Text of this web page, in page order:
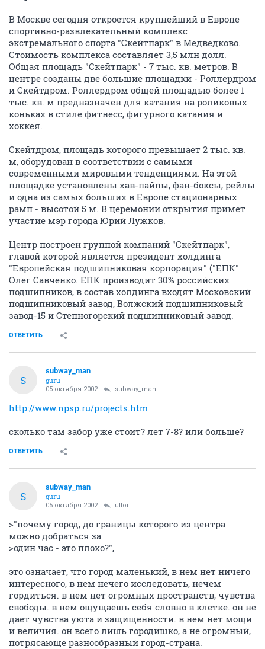
В Москве сегодня откроется крупнейший в Европе
спортивно-развлекательный комплекс
экстремального спорта "Скейтпарк" в Медведково.
Стоимость комплекса составляет 3,5 млн долл.
Общая площадь "Скейтпарк" - 7 тыс. кв. метров. В
центре созданы две большие площадки - Роллердром
и Скейтдром. Роллердром общей площадью более 1
тыс. кв. м предназначен для катания на роликовых
коньках в стиле фитнесс, фигурного катания и
хоккея.
Скейтдром, площадь которого превышает 2 тыс. кв.
м, оборудован в соответствии с самыми
современными мировыми тенденциями. На этой
площадке установлены хав-пайпы, фан-боксы, рейлы
и одна из самых больших в Европе стационарных
рамп - высотой 5 м. В церемонии открытия примет
участие мэр города Юрий Лужков.
Центр построен группой компаний "Скейтпарк",
главой которой является президент холдинга
"Европейская подшипниковая корпорация" ("ЕПК"
Олег Савченко. ЕПК производит 30% российских
подшипников, в состав холдинга входят Московский
подшипниковый завод, Волжский подшипниковый
завод-15 и Степногорский подшипниковый завод.
ОТВЕТИТЬ
S
subway_man
guru
05 октября 2002 subway_man
http://www.npsp.ru/projects.htm
сколько там забор уже стоит? лет 7-8? или больше?
ОТВЕТИТЬ
S
subway_man
guru
05 октября 2002 ulloi
>"почему город, до границы которого из центра
можно добраться за
>один час - это плохо?",
это означает, что город маленький, в нем нет ничего
интересного, в нем нечего исследовать, нечем
гордиться. в нем нет огромных пространств, чувства
свободы. в нем ощущаешь себя словно в клетке. он не
дает чувства уюта и защищенности. в нем нет мощи
и величия. он всего лишь городишко, а не огромный,
потрясающе разнообразный город-страна.